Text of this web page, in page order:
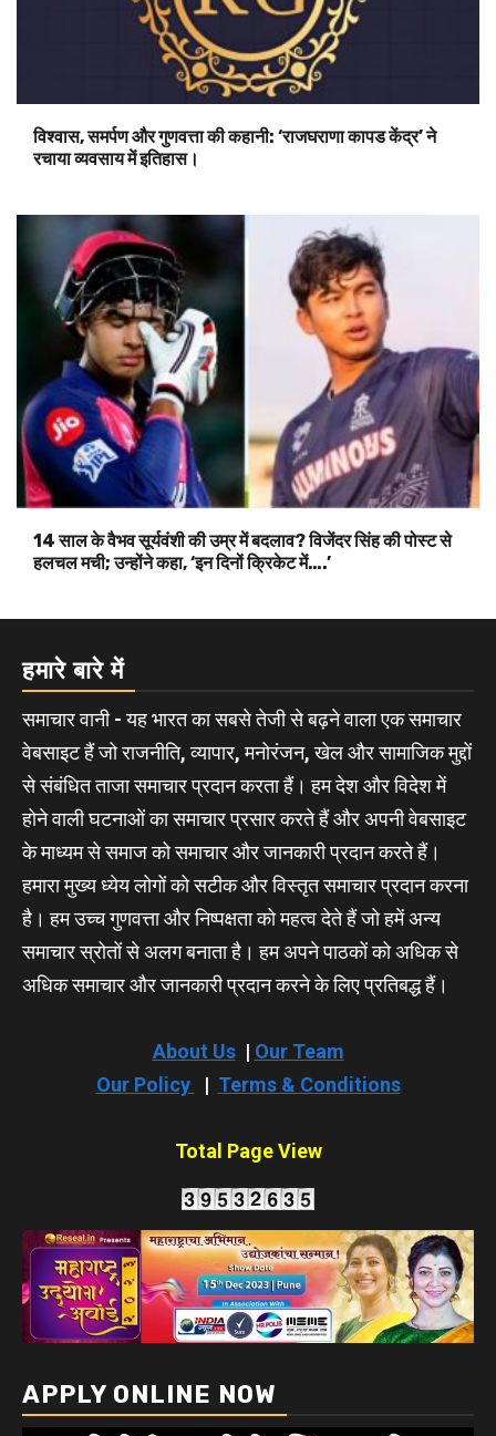
विश्वास, समर्पण और गुणवत्ता की कहानी: ‘राजघराणा कापड केंद्र’ ने
रचाया व्यवसाय में इतिहास।
14 साल के वैभव सूर्यवंशी की उम्र में बदलाव? विजेंदर सिंह की पोस्ट से
हलचल मची; उन्होंने कहा, ‘इन दिनों क्रिकेट में….’
हमारे बारे में
समाचार वानी - यह भारत का सबसे तेजी से बढ़ने वाला एक समाचार
वेबसाइट हैं जो राजनीति, व्यापार, मनोरंजन, खेल और सामाजिक मुद्दों
से संबंधित ताजा समाचार प्रदान करता हैं। हम देश और विदेश में
होने वाली घटनाओं का समाचार प्रसार करते हैं और अपनी वेबसाइट
के माध्यम से समाज को समाचार और जानकारी प्रदान करते हैं।
हमारा मुख्य ध्येय लोगों को सटीक और विस्तृत समाचार प्रदान करना
है। हम उच्च गुणवत्ता और निष्पक्षता को महत्व देते हैं जो हमें अन्य
समाचार स्रोतों से अलग बनाता है। हम अपने पाठकों को अधिक से
अधिक समाचार और जानकारी प्रदान करने के लिए प्रतिबद्ध हैं।
About Us| Our Team
Our Policy
| Terms & Conditions
Total Page View
APPLY ONLINE NOW